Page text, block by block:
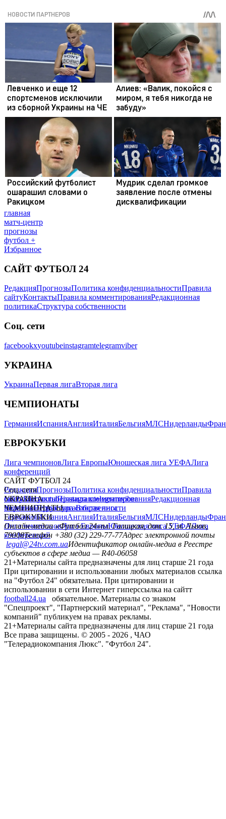
главная
матч-центр
прогнозы
футбол +
Избранное
САЙТ ФУТБОЛ 24
РедакцияПрогнозыПолитика конфиденциальностиПравила
сайтуКонтактыПравила комментированияРедакционная
политикаСтруктура собственности
Соц. сети
facebookxyoutubeinstagramtelegramviber
УКРАИНА
УкраинаПервая лигаВторая лига
ЧЕМПИОНАТЫ
ГерманияИспанияАнглияИталияБельгияМЛСНидерланды
ЕВРОКУБКИ
Лига чемпионовЛига ЕвропыЮношеская лига УЕФАЛига
конференций
САЙТ ФУТБОЛ 24
РедакцияПрогнозыПолитика конфиденциальностиПравила
сайтуКонтактыПравила комментированияРедакционная
политикаСтруктура собственности
Соц. сети
facebookxyoutubeinstagramtelegramviber
УКРАИНА
УкраинаПервая лигаВторая лига
ЧЕМПИОНАТЫ
ГерманияИспанияАнглияИталияБельгияМЛСНидерланды
ЕВРОКУБКИ
Лига чемпионовЛига ЕвропыЮношеская лига УЕФАЛига
конференций
Онлайн-медиа «Футбол 24»пл. Галицкая, дом. 15, м. Львов,
79008Телефон +380 (32) 229-77-77Адрес электронной почты
legal@24tv.com.uaИдентификатор онлайн-медиа в Реестре
субъектов в сфере медиа — R40-06058
21+Материалы сайта предназначены для лиц старше 21 года
При цитировании и использовании любых материалов ссылка
на "Футбол 24" обязательна. При цитировании и
использовании в сети Интернет гиперссылка на сайтт
football24.ua
обязательное. Материалы со знаком
"Спецпроект", "Партнерский материал", "Реклама", "Новости
компаний" публикуем на правах рекламы.
21+Материалы сайта предназначены для лиц старше 21 года
Все права защищены. © 2005 - 2026 , ЧАО
"Телерадиокомпания Люкс". "Футбол 24".